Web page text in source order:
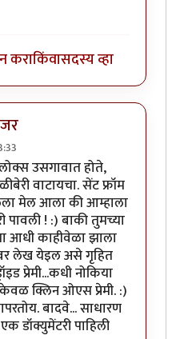
कराकिंवासदस्य व्हा
उसगावात होते,
वाटायचा. सेंट फ्रॉम
मेल आला की आम्हाला
! :) बाकी तुमच्या
आधी काहीवेळा झाला
लेख येइल असे गृहित
प्रेमी...कधी नोकिया
क्लिन ओएस प्रेमी. :)
बादवे... साधारण
डॉक्युमेंटरी पाहिली